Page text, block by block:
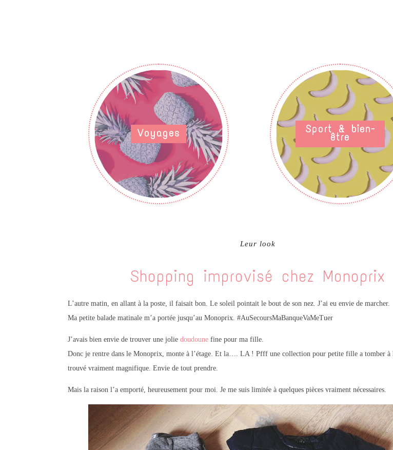
Voyages Sport & bien-
être
Leur look
Shopping improvisé chez Monoprix
L’autre matin, en allant à la poste, il faisait bon. Le soleil pointait le bout de son nez. J’ai eu envie de marcher.
Ma petite balade matinale m’a portée jusqu’au Monoprix. #AuSecoursMaBanqueVaMeTuer
J’avais bien envie de trouver une jolie doudoune fine pour ma fille.
Donc je rentre dans le Monoprix, monte à l’étage. Et la…. LA ! Pfff une collection pour petite fille a tomber à
trouvé vraiment magnifique. Envie de tout prendre.
Mais la raison l’a emporté, heureusement pour moi. Je me suis limitée à quelques pièces vraiment nécessaires.